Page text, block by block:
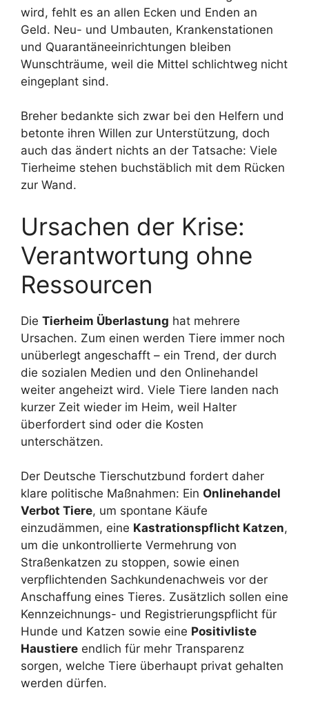
wird, fehlt es an allen Ecken und Enden an
Geld. Neu- und Umbauten, Krankenstationen
und Quarantäneeinrichtungen bleiben
Wunschträume, weil die Mittel schlichtweg nicht
eingeplant sind.
Breher bedankte sich zwar bei den Helfern und
betonte ihren Willen zur Unterstützung, doch
auch das ändert nichts an der Tatsache: Viele
Tierheime stehen buchstäblich mit dem Rücken
zur Wand.
Ursachen der Krise:
Verantwortung ohne
Ressourcen
Die Tierheim Überlastung hat mehrere
Ursachen. Zum einen werden Tiere immer noch
unüberlegt angeschafft – ein Trend, der durch
die sozialen Medien und den Onlinehandel
weiter angeheizt wird. Viele Tiere landen nach
kurzer Zeit wieder im Heim, weil Halter
überfordert sind oder die Kosten
unterschätzen.
Der Deutsche Tierschutzbund fordert daher
klare politische Maßnahmen: Ein Onlinehandel
Verbot Tiere, um spontane Käufe
einzudämmen, eine Kastrationspflicht Katzen,
um die unkontrollierte Vermehrung von
Straßenkatzen zu stoppen, sowie einen
verpflichtenden Sachkundenachweis vor der
Anschaffung eines Tieres. Zusätzlich sollen eine
Kennzeichnungs- und Registrierungspflicht für
Hunde und Katzen sowie eine Positivliste
Haustiere endlich für mehr Transparenz
sorgen, welche Tiere überhaupt privat gehalten
werden dürfen.